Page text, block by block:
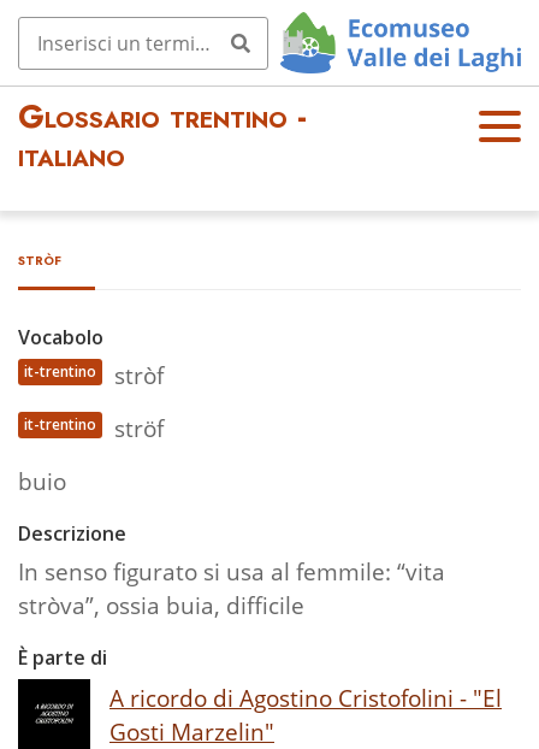
Glossario trentino -
italiano
OPE
stròf
Vocabolo
it-trentino stròf
it-trentino
ströf
buio
Descrizione
In senso figurato si usa al femmile: “vita
stròva”, ossia buia, difficile
È parte di
A ricordo di Agostino Cristofolini - "El
Gosti Marzelin"